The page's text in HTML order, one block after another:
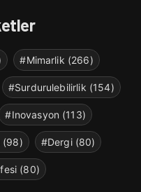
#Mimarlik (266)
#Surdurulebilirlik (154)
#Inovasyon (113)
(98) #Dergi (80)
(80)